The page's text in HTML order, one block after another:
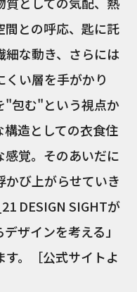
間との呼応、匙に託
な動き、さらには
い層を手がかり
"包む"という視点か
構造としての衣食住
感覚。そのあいだに
び上がらせていき
DESIGN SIGHTが
ザインを考える」
。［公式サイトよ